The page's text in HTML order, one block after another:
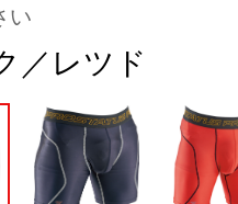
い
／レツド